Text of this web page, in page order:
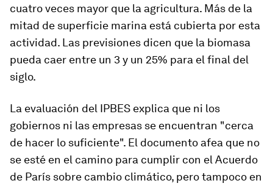
cuatro veces mayor que la agricultura. Más de la
mitad de superficie marina está cubierta por esta
actividad. Las previsiones dicen que la biomasa
pueda caer entre un 3 y un 25% para el final del
siglo.
La evaluación del IPBES explica que ni los
gobiernos ni las empresas se encuentran "cerca
de hacer lo suficiente". El documento afea que no
se esté en el camino para cumplir con el Acuerdo
de París sobre cambio climático, pero tampoco en